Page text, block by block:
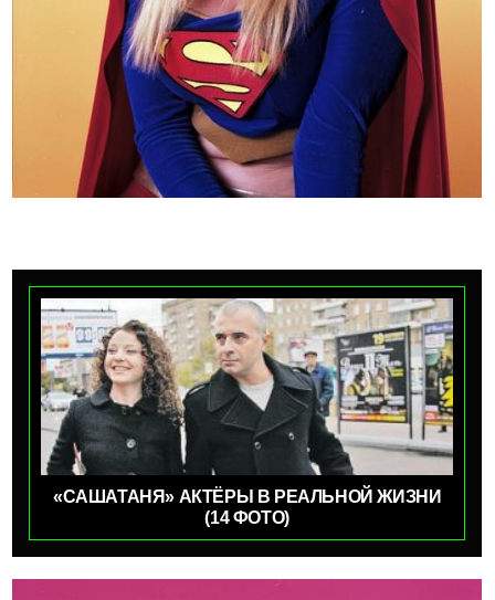
«САШАТАНЯ» АКТЁРЫ В РЕАЛЬНОЙ ЖИЗНИ
(14 ФОТО)